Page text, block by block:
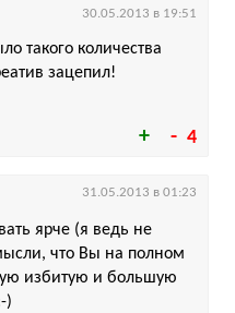
4
такого количества
зацепил!
30.05.2013 в 19:51
ярче (я ведь не
что Вы на полном
избитую и большую
)
31.05.2013 в 01:23